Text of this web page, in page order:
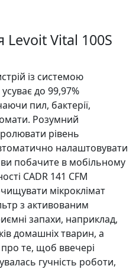
Vital 100S
із системою
до 99,97%
пил, бактерії,
Розумний
рівень
налаштовувати
побачите в мобільному
CADR 141 CFM
мікроклімат
з активованим
запахи, наприклад,
домашніх тварин, а
те, щоб ввечері
гучність роботи,